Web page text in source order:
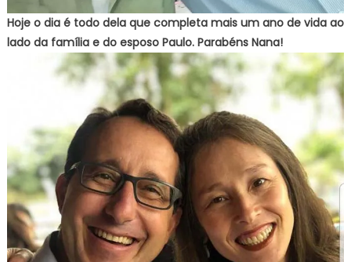
Hoje o dia é todo dela que completa mais um ano de vida ao
lado da família e do esposo Paulo. Parabéns Nana!